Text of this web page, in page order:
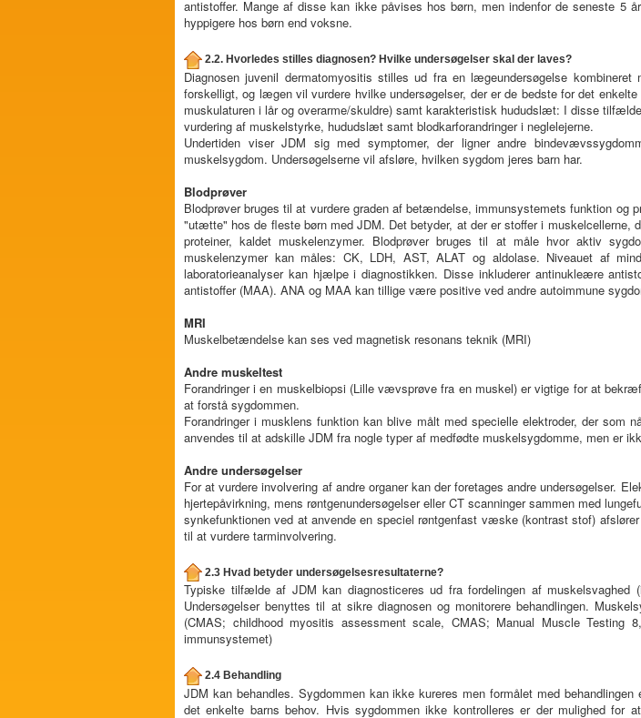
antistoffer. Mange af disse kan ikke påvises hos børn, men indenfor de seneste 5
hyppigere hos børn end voksne.
2.2. Hvorledes stilles diagnosen? Hvilke undersøgelser skal der laves?
Diagnosen juvenil dermatomyositis stilles ud fra en lægeundersøgelse
forskelligt, og lægen vil vurdere hvilke undersøgelser, der er de bedste for det
muskulaturen i lår og overarme/skuldre) samt karakteristisk hududslæt: I disse
vurdering af muskelstyrke, hududslæt samt blodkarforandringer i neglelejerne.
Undertiden viser JDM sig med symptomer, der ligner andre
muskelsygdom. Undersøgelserne vil afsløre, hvilken sygdom jeres barn har.
Blodprøver
Blodprøver bruges til at vurdere graden af betændelse, immunsystemets funktion
"utætte" hos de fleste børn med JDM. Det betyder, at der er stoffer i
proteiner, kaldet muskelenzymer. Blodprøver bruges til at måle hvor aktiv
muskelenzymer kan måles: CK, LDH, AST, ALAT og aldolase. Niveauet af
laboratorieanalyser kan hjælpe i diagnostikken. Disse inkluderer antinukleære
antistoffer (MAA). ANA og MAA kan tillige være positive ved andre autoimmune
MRI
Muskelbetændelse kan ses ved magnetisk resonans teknik (MRI)
Andre muskeltest
Forandringer i en muskelbiopsi (Lille vævsprøve fra en muskel) er vigtige for at
at forstå sygdommen.
Forandringer i musklens funktion kan blive målt med specielle elektroder, der
anvendes til at adskille JDM fra nogle typer af medfødte muskelsygdomme, men er
Andre undersøgelser
For at vurdere involvering af andre organer kan der foretages andre undersøgelser.
hjertepåvirkning, mens røntgenundersøgelser eller CT scanninger sammen med
synkefunktionen ved at anvende en speciel røntgenfast væske (kontrast stof)
til at vurdere tarminvolvering.
2.3 Hvad betyder undersøgelsesresultaterne?
Typiske tilfælde af JDM kan diagnosticeres ud fra fordelingen af
Undersøgelser benyttes til at sikre diagnosen og monitorere behandlingen.
(CMAS; childhood myositis assessment scale, CMAS; Manual Muscle Testing
immunsystemet)
2.4 Behandling
JDM kan behandles. Sygdommen kan ikke kureres men formålet med
det enkelte barns behov. Hvis sygdommen ikke kontrolleres er der mulighed